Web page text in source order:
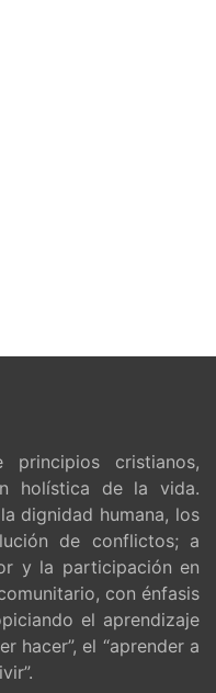
principios cristianos,
holística de la vida.
dignidad humana, los
de conflictos; a
y la participación en
con énfasis
el aprendizaje
hacer”, el “aprender a